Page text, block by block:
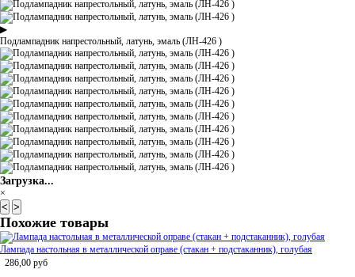
▶
Подлампадник напрестольный, латунь, эмаль (ЛН-426 )
Загрузка...
×
< >
Похожие товары
Лампада настольная в металлической оправе (стакан + подстаканник), голубая
286,00 руб